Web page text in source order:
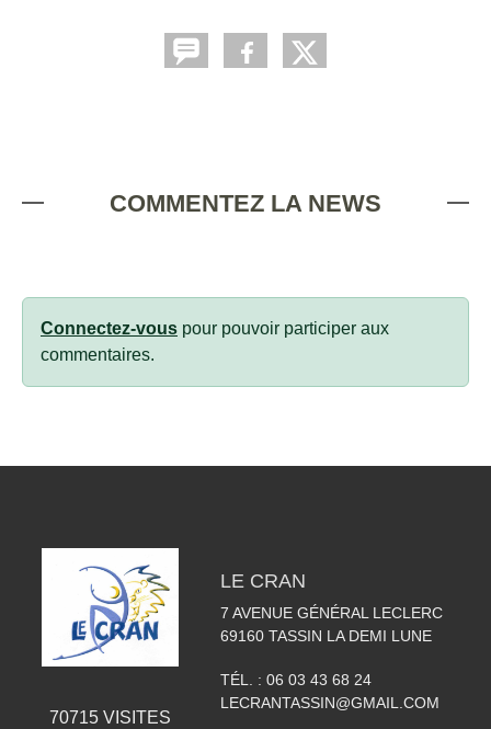
COMMENTEZ LA NEWS
Connectez-vous pour pouvoir participer aux
commentaires.
70715VISITES
LE CRAN
7 AVENUE GÉNÉRAL LECLERC
69160 TASSIN LA DEMI LUNE
TÉL. : 06 03 43 68 24
LECRANTASSIN@GMAIL.COM